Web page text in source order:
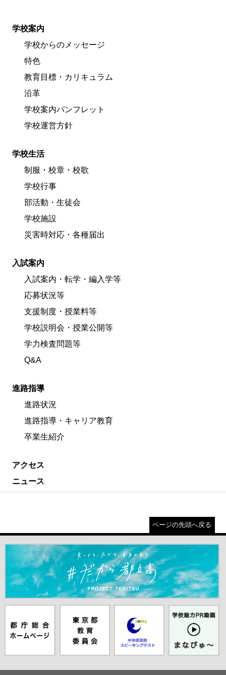
学校案内
学校からのメッセージ
特色
教育目標・カリキュラム
沿革
学校案内パンフレット
学校運営方針
学校生活
制服・校章・校歌
学校行事
部活動・生徒会
学校施設
災害時対応・各種届出
入試案内
入試案内・転学・編入学等
応募状況等
支援制度・授業料等
学校説明会・授業公開等
学力検査問題等
Q&A
進路指導
進路状況
進路指導・キャリア教育
卒業生紹介
アクセス
ニュース
ページの先頭へ戻る
＃だから都立高（別ウインドウが開きます）
ムページ（別
ウインドウが
員会（別ウイ
ンドウが開き
ピーキングテ
スト（別ウイ
ンドウが開き
学校魅力PR
動画まなびゅ
ー（別ウイン
ドウが開きま